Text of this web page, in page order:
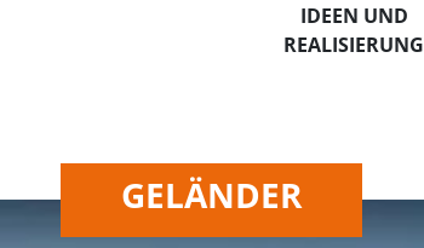
IDEEN UND
REALISIERUNG
GELÄNDER